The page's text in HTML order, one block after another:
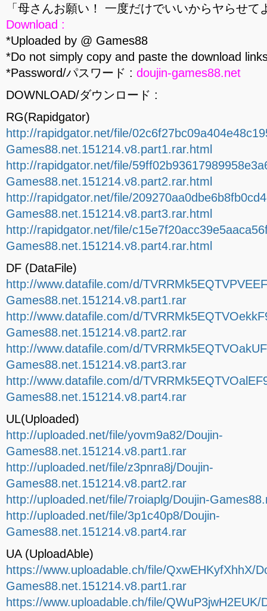
「母さんお願い！ 一度だけでいいからヤらせて
Download :
*Uploaded by @ Games88
*Do not simply copy and paste the download
*Password/パスワード : doujin-games88.net
DOWNLOAD/ダウンロード :
RG(Rapidgator)
http://rapidgator.net/file/
Games88.net.151214.v8.part1.rar.html
http://rapidgator.net/file/
Games88.net.151214.v8.part2.rar.html
http://rapidgator.net/file/
Games88.net.151214.v8.part3.rar.html
http://rapidgator.net/file/
Games88.net.151214.v8.part4.rar.html
DF (DataFile)
http://www.datafile.com/d/
Games88.net.151214.v8.part1.rar
http://www.datafile.com/d/
Games88.net.151214.v8.part2.rar
http://www.datafile.com/d/
Games88.net.151214.v8.part3.rar
http://www.datafile.com/d/
Games88.net.151214.v8.part4.rar
UL(Uploaded)
http://uploaded.net/file/yovm9a82/Doujin-
Games88.net.151214.v8.part1.rar
http://uploaded.net/file/z3pnra8j/Doujin-
Games88.net.151214.v8.part2.rar
http://uploaded.net/file/7roiaplg/Doujin-
http://uploaded.net/file/3p1c40p8/Doujin-
Games88.net.151214.v8.part4.rar
UA (UploadAble)
https://www.uploadable.ch/file/QxwEHKyfXhhX/
Games88.net.151214.v8.part1.rar
https://www.uploadable.ch/file/QWuP3jwH2EUK/